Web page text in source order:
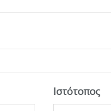
Ιστότοπος